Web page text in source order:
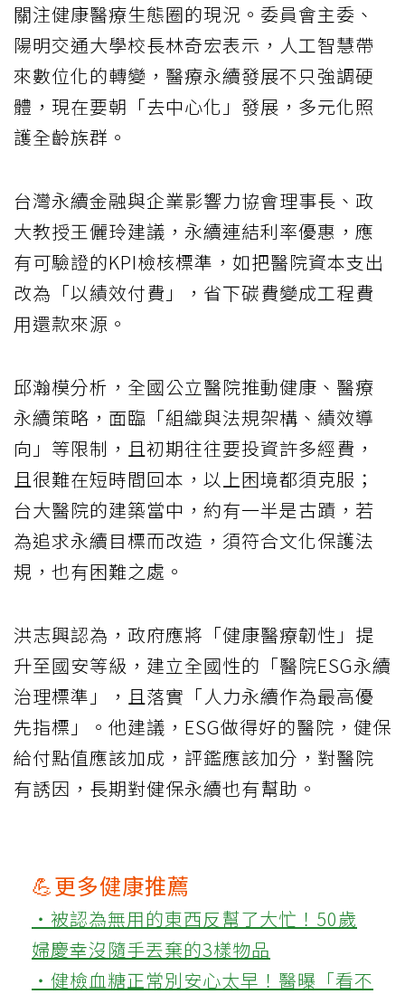
關注健康醫療生態圈的現況。委員會主委、
陽明交通大學校長林奇宏表示，人工智慧帶
來數位化的轉變，醫療永續發展不只強調硬
體，現在要朝「去中心化」發展，多元化照
護全齡族群。
台灣永續金融與企業影響力協會理事長、政
大教授王儷玲建議，永續連結利率優惠，應
有可驗證的KPI檢核標準，如把醫院資本支出
改為「以績效付費」，省下碳費變成工程費
用還款來源。
邱瀚模分析，全國公立醫院推動健康、醫療
永續策略，面臨「組織與法規架構、績效導
向」等限制，且初期往往要投資許多經費，
且很難在短時間回本，以上困境都須克服；
台大醫院的建築當中，約有一半是古蹟，若
為追求永續目標而改造，須符合文化保護法
規，也有困難之處。
洪志興認為，政府應將「健康醫療韌性」提
升至國安等級，建立全國性的「醫院ESG永續
治理標準」，且落實「人力永續作為最高優
先指標」。他建議，ESG做得好的醫院，健保
給付點值應該加成，評鑑應該加分，對醫院
有誘因，長期對健保永續也有幫助。
💪更多健康推薦
‧被認為無用的東西反幫了大忙！50歲
婦慶幸沒隨手丟棄的3樣物品
‧健檢血糖正常別安心太早！醫曝「看不